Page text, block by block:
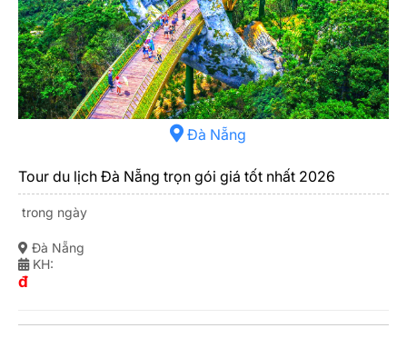
Đà Nẵng
Tour du lịch Đà Nẵng trọn gói giá tốt nhất 2026
trong ngày
Đà Nẵng
KH:
đ